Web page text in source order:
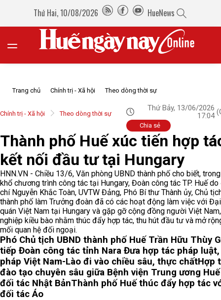
Thứ Hai, 10/08/2026 HueNews
Trang chủ Chính trị - Xã hội Theo dòng thời sự
Chính trị - Xã hội Theo dòng thời sự
Thứ Bảy, 13/06/2026
17:04
Chia sẻ
Thành phố Huế xúc tiến hợp
kết nối đầu tư tại Hungary
HNN.VN - Chiều 13/6, Văn phòng UBND thành phố cho biết,
khổ chương trình công tác tại Hungary, Đoàn công tác TP. Huế
chí Nguyễn Khắc Toàn, UVTW Đảng, Phó Bí thư Thành ủy, Chủ
thành phố làm Trưởng đoàn đã có các hoạt động làm việc với
quán Việt Nam tại Hungary và gặp gỡ cộng đồng người Việt
nghiệp kiều bào nhằm thúc đẩy hợp tác, thu hút đầu tư và mở
mối quan hệ đối ngoại.
Phó Chủ tịch UBND thành phố Huế Trần Hữu Thùy
tiếp Đoàn công tác tỉnh Nara Đưa hợp tác pháp
pháp Việt Nam-Lào đi vào chiều sâu, thực chấtHợp
đào tạo chuyên sâu giữa Bệnh viện Trung ương
đối tác Nhật BảnThành phố Huế thúc đẩy hợp tác
đối tác Áo